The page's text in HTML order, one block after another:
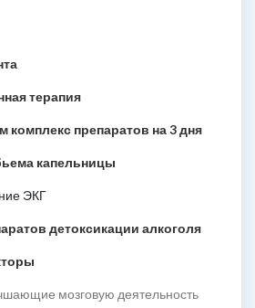
терапия
комплекс препаратов на 3 дня
капельницы
ЭКГ
детоксикации алкоголя
мозговую деятельность